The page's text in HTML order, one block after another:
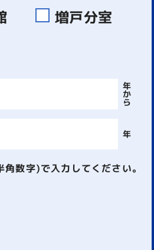
増戸分室
年
か
ら
年
数字)で入力してください。